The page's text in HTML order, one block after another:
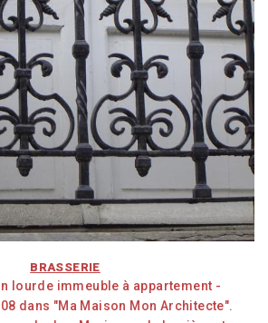
BRASSERIE
lourde immeuble à appartement -
dans "Ma Maison Mon Architecte".